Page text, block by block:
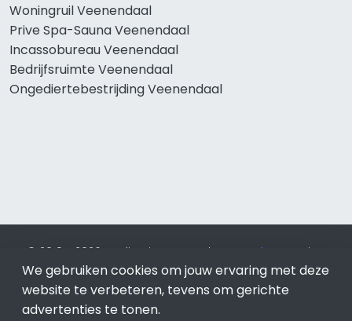
Woningruil Veenendaal
Prive Spa-Sauna Veenendaal
Incassobureau Veenendaal
Bedrijfsruimte Veenendaal
Ongediertebestrijding Veenendaal
© 2019 - 2026 Realisatie en SEO door SEO-bureau
Lion
Internet. Betaal alleen voor bewezen resultaten?SEO
optimalisatie No Cure No Pay.Veenendaalis onderdeel van
Lion Internet.
We gebruiken cookies om jouw ervaring met deze
website te verbeteren, tevens om gerichte
advertenties te tonen.